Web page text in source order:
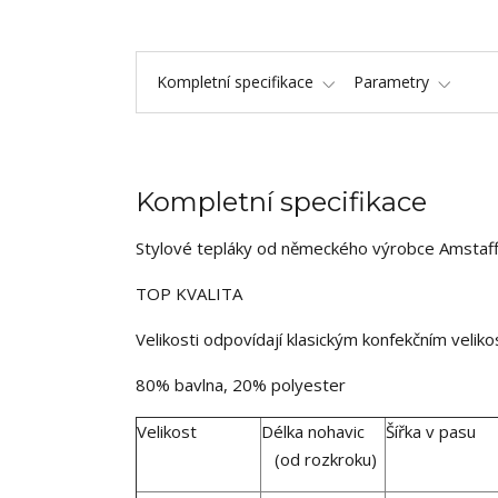
Kompletní specifikace Parametry
Kompletní specifikace
Stylové tepláky od německého výrobce Amstaff
TOP KVALITA
Velikosti odpovídají klasickým konfekčním
80% bavlna, 20% polyester
Velikost
Délka nohavic
(od rozkroku)
Šířka v pasu